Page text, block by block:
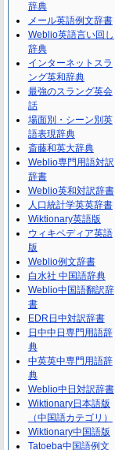
辞典
メール英語例文辞書
Weblio英語言い回し
辞典
インターネットスラ
ング英和辞典
最強のスラング英会
話
場面別・シーン別英
語表現辞典
斎藤和英大辞典
Weblio専門用語対訳
辞書
Weblio英和対訳辞書
人口統計学英英辞書
Wiktionary英語版
ウィキペディア英語
版
Weblio例文辞書
白水社 中国語辞典
Weblio中国語翻訳辞
書
EDR日中対訳辞書
日中中日専門用語辞
典
中英英中専門用語辞
典
Weblio中日対訳辞書
Wiktionary日本語版
（中国語カテゴリ）
Wiktionary中国語版
Tatoeba中国語例文